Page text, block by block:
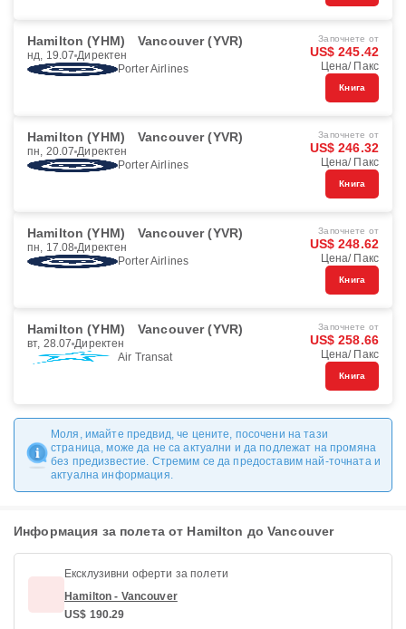
Hamilton (YHM) Vancouver (YVR)
нд, 19.07 Директен
Porter Airlines
Започнете от
US$ 245.42
Цена/ Пакс
Книга
Hamilton (YHM) Vancouver (YVR)
пн, 20.07 Директен
Porter Airlines
Започнете от
US$ 246.32
Цена/ Пакс
Книга
Hamilton (YHM) Vancouver (YVR)
пн, 17.08 Директен
Porter Airlines
Започнете от
US$ 248.62
Цена/ Пакс
Книга
Hamilton (YHM) Vancouver (YVR)
вт, 28.07 Директен
Air Transat
Започнете от
US$ 258.66
Цена/ Пакс
Книга
Моля, имайте предвид, че цените, посочени на тази
страница, може да не са актуални и да подлежат на промяна
без предизвестие. Стремим се да предоставим най-точната и
актуална информация.
Информация за полета от Hamilton до Vancouver
Ексклузивни оферти за полети
Hamilton - Vancouver
US$ 190.29